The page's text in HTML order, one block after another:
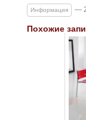
Информация —
Похожие